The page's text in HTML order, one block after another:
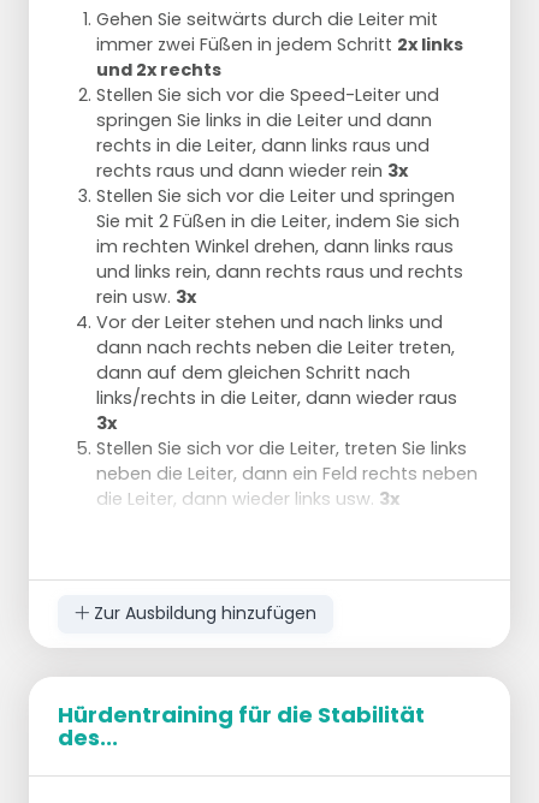
Leiter hüpfen.
Machen Sie so weiter bis zum Ende des
Leiters 2x.
Übung 4
Beginne mit der rechten Seite der Leiter und
springe auf das erste Feld.
mit beiden Beinen seitlich mit einer 180-
Grad-Drehung in das nächste Fach
springen.
weiter bis zum Ende der Leiter 2x.
Übung 5
Mit dem Gesicht zur Leiter beginnen und
den linken Fuß links von der Leiter und den
rechten Fuß rechts von der Leiter aufstellen.
dann den linken Fuß in die Leiter stellen und
mit dem rechten verbinden.
dann einen Abschnitt weiter links außerhalb
der Leiter und rechts außerhalb der Leiter.
dann zurück in die Leiter.
Gehen Sie seitwärts durch die Leiter mit
immer zwei Füßen in jedem Schritt 2x links
und 2x rechts
Stellen Sie sich vor die Speed-Leiter und
springen Sie links in die Leiter und dann
rechts in die Leiter, dann links raus und
rechts raus und dann wieder rein 3x
Stellen Sie sich vor die Leiter und springen
Sie mit 2 Füßen in die Leiter, indem Sie sich
im rechten Winkel drehen, dann links raus
und links rein, dann rechts raus und rechts
rein usw. 3x
Vor der Leiter stehen und nach links und
dann nach rechts neben die Leiter treten,
dann auf dem gleichen Schritt nach
links/rechts in die Leiter, dann wieder raus
3x
Stellen Sie sich vor die Leiter, treten Sie links
neben die Leiter, dann ein Feld rechts neben
die Leiter, dann wieder links usw. 3x
Zur Ausbildung hinzufügen
Hürdentraining für die Stabilität
des...